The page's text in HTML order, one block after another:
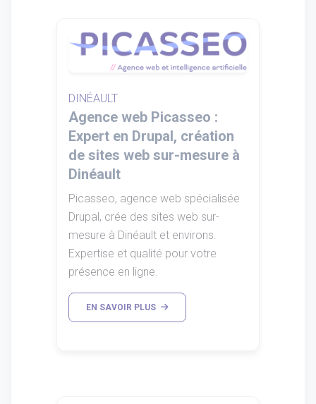
DINÉAULT
Agence web Picasseo :
Expert en Drupal, création
de sites web sur-mesure à
Dinéault
Picasseo, agence web spécialisée
Drupal, crée des sites web sur-
mesure à Dinéault et environs.
Expertise et qualité pour votre
présence en ligne.
EN SAVOIR PLUS